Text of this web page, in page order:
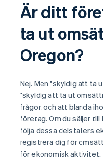
Är ditt
ta ut
Oregon?
Nej. Men "skyldig att ta
"skyldig att ta ut
frågor, och att blanda
företag. Om du säljer
följa dessa delstaters
registrera dig för
för ekonomisk aktivitet.